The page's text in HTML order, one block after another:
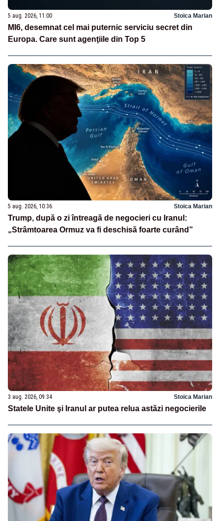
5 aug. 2026, 11:00 Stoica Marian
MI6, desemnat cel mai puternic serviciu secret din
Europa. Care sunt agenţiile din Top 5
5 aug. 2026, 10:36 Stoica Marian
Trump, după o zi întreagă de negocieri cu Iranul:
„Strâmtoarea Ormuz va fi deschisă foarte curând”
3 aug. 2026, 09:34 Stoica Marian
Statele Unite şi Iranul ar putea relua astăzi negocierile